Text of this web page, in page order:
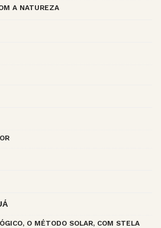
A NATUREZA
O MÉTODO SOLAR, COM STELA